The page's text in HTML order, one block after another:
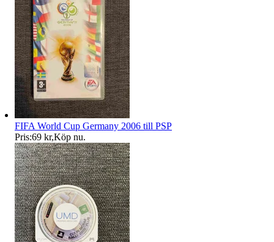
FIFA World Cup Germany 2006 till PSP
Pris:69 kr,Köp nu.